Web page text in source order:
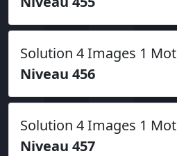
Solution 4 Images 1 Mot
Niveau 456
Solution 4 Images 1 Mot
Niveau 457